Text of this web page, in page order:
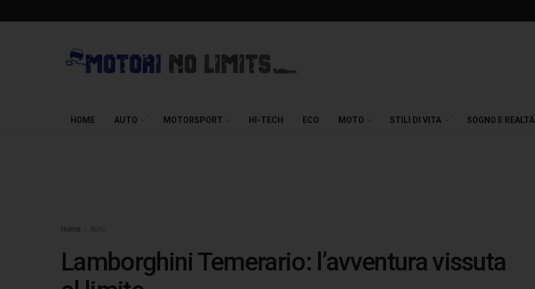
HOME AUTO MOTORSPORT HI-TECH ECO MOTO STILI DI VITA SOGNO E REALTÀ
Home
Lamborghini Temerario: l’avventura vissuta